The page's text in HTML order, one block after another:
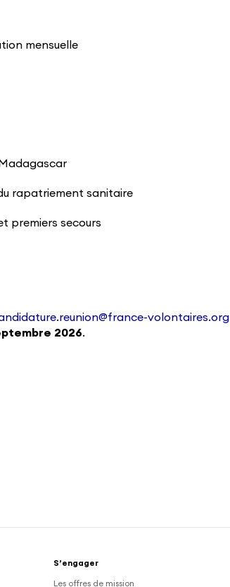
mensuelle
rapatriement sanitaire
premiers secours
volontaires.org
2026.
S’engager
Les offres de mission